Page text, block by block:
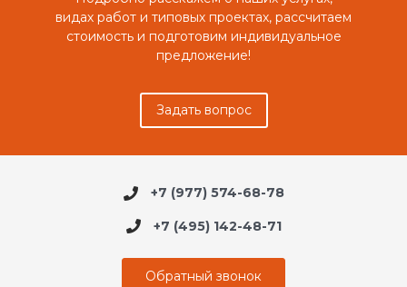
видах работ и типовых проектах, рассчитаем
стоимость и подготовим индивидуальное
предложение!
Задать вопрос
+7 (977) 574-68-78
+7 (495) 142-48-71
Обратный звонок